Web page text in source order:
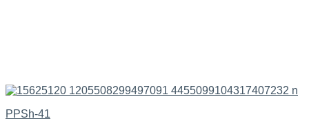
PPSh-41